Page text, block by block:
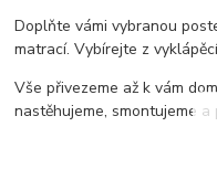
Doplňte vámi vybranou
matrací. Vybírejte z
Vše přivezeme až k vám
nastěhujeme, smontujeme